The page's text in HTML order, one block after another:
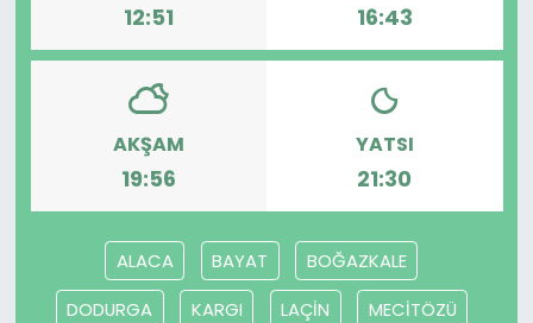
12:51 16:43
AKŞAM
19:56
YATSI
21:30
ALACA BAYAT
BOĞAZKALE
DODURGA
KARGI LAÇİN
MECİTÖZÜ
Otomobil Dünyası
Politika
SAĞLIK
Teknoloji